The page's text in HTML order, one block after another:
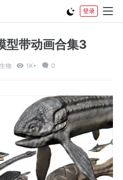
登录
型带动画合集3
物 1K+ 0